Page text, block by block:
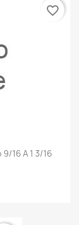
16 A 1 3/16
favorite_border